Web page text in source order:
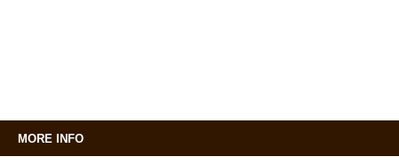
MORE INFO